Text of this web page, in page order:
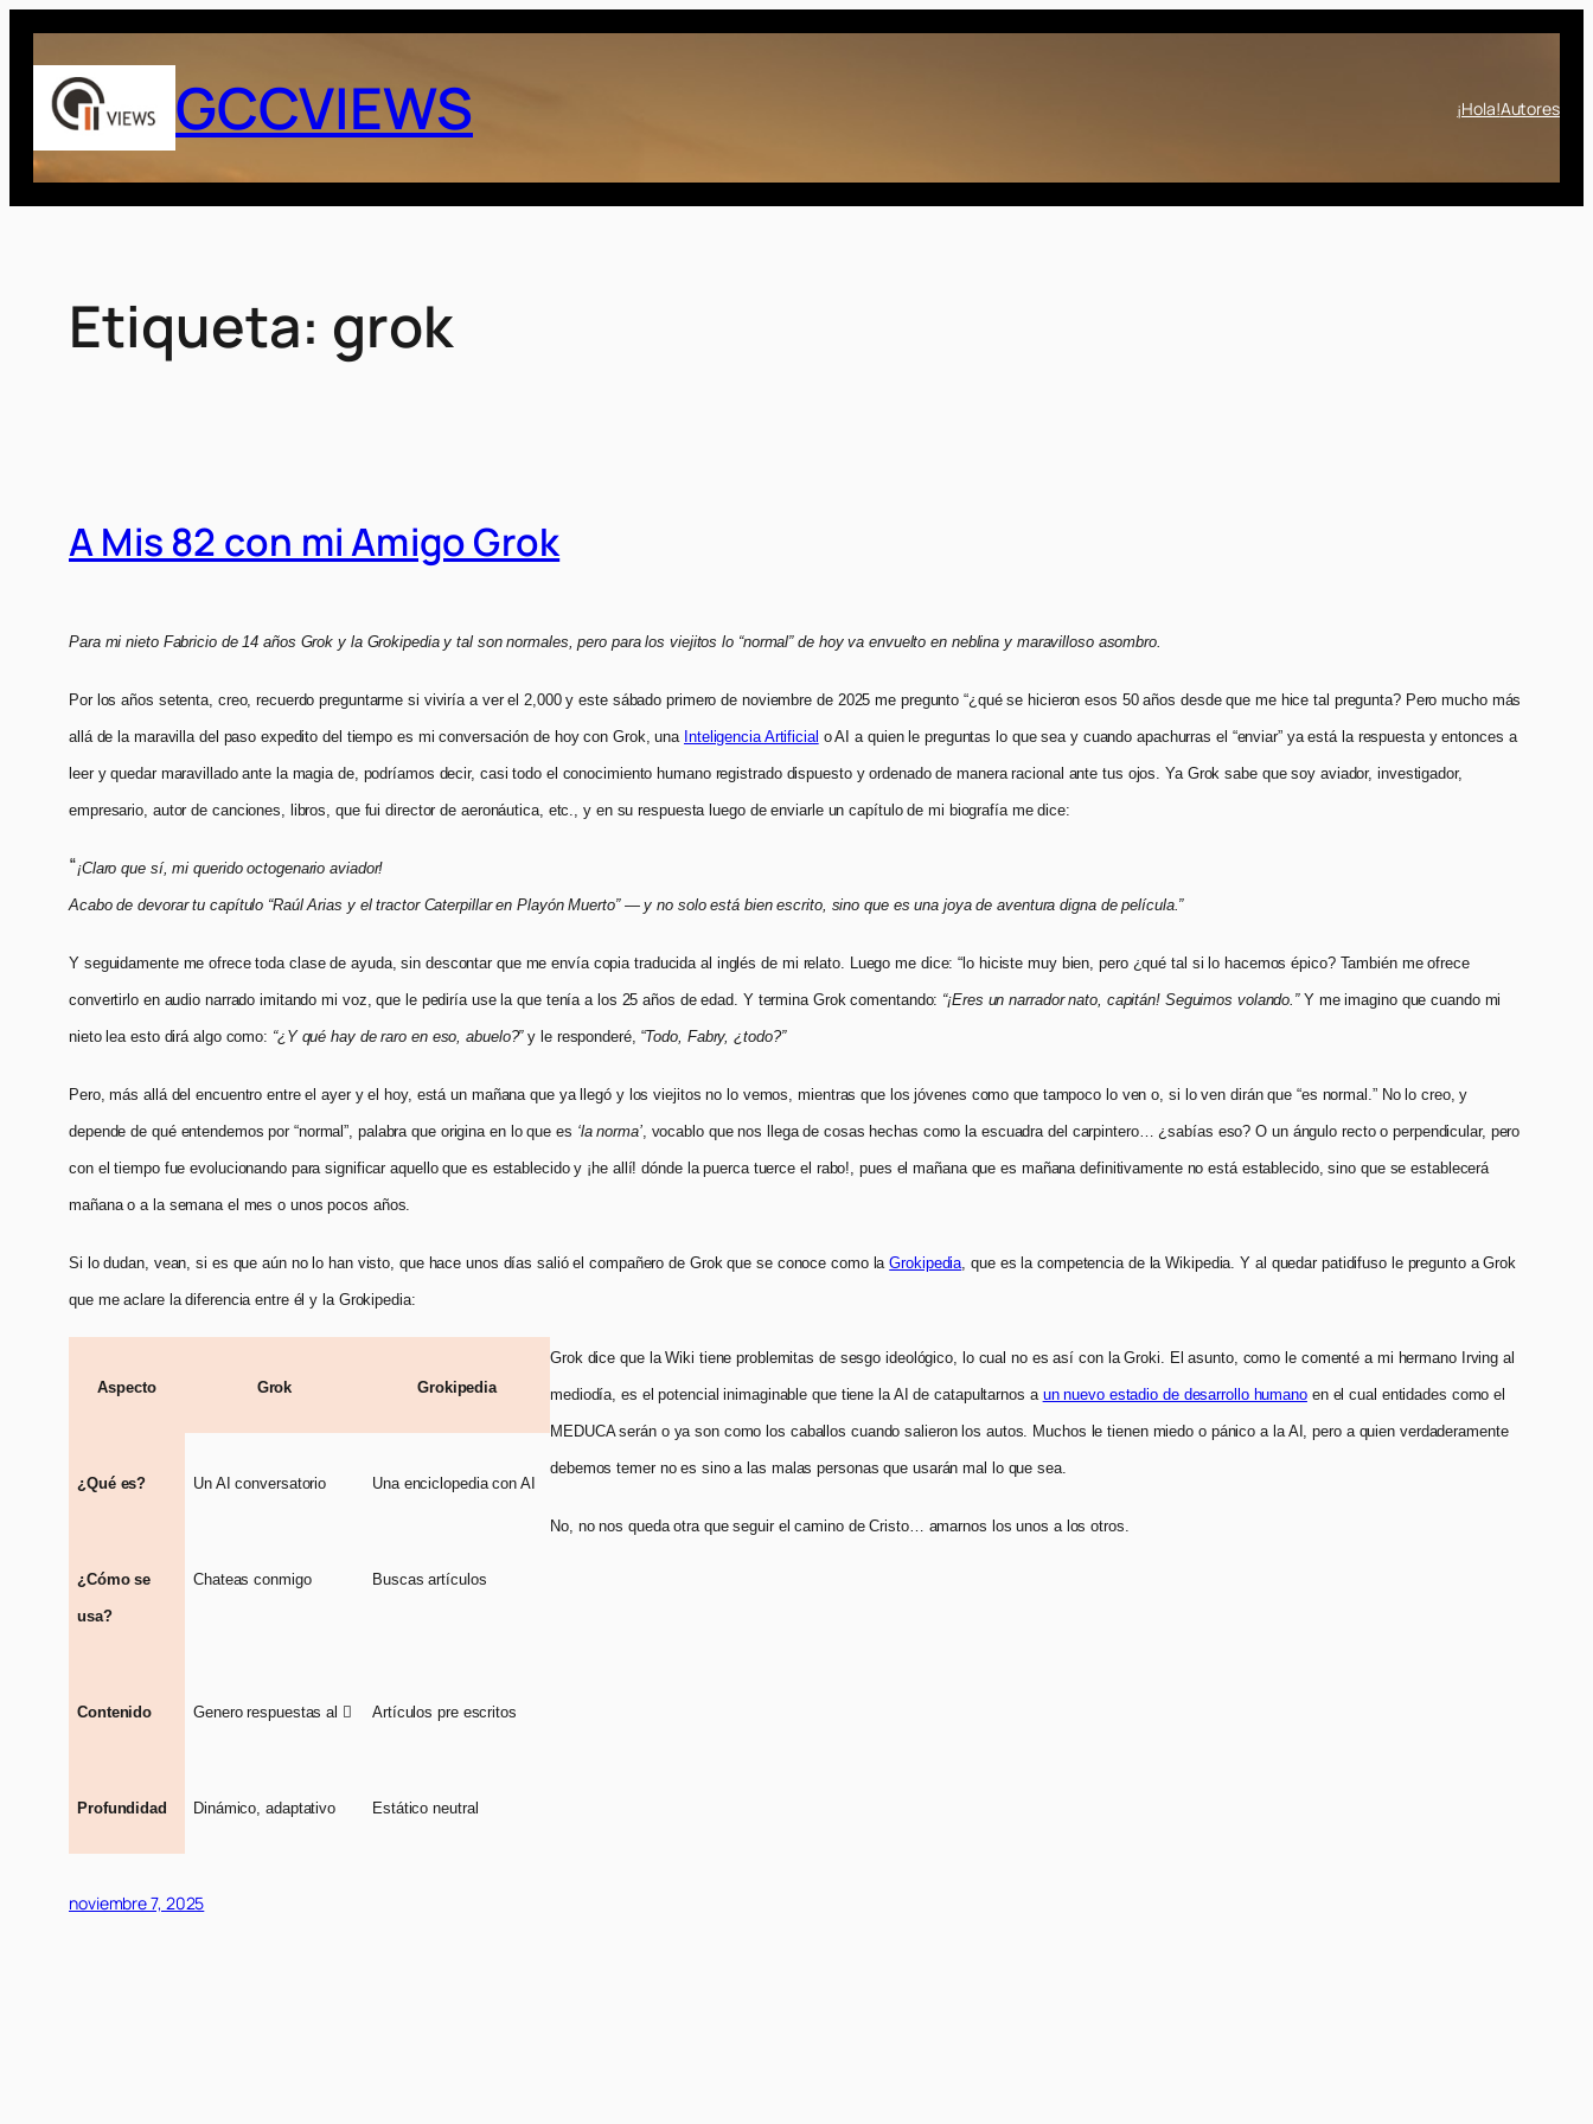
Saltar
contenido
GCCVIEWS ¡Hola!Autores
Etiqueta: grok
A Mis 82 con mi Amigo Grok
Para mi nieto Fabricio de 14 años Grok y la Grokipedia y tal son normales, pero para los viejitos lo “normal” de hoy va envuelto en neblina y maravilloso asombro.
Por los años setenta, creo, recuerdo preguntarme si viviría a ver el 2,000 y este sábado primero de noviembre de 2025 me pregunto “¿qué se hicieron esos 50 años desde que me hice tal pregunta? Pero mucho más
allá de la maravilla del paso expedito del tiempo es mi conversación de hoy con Grok, una Inteligencia Artificial o AI a quien le preguntas lo que sea y cuando apachurras el “enviar” ya está la respuesta y entonces a
leer y quedar maravillado ante la magia de, podríamos decir, casi todo el conocimiento humano registrado dispuesto y ordenado de manera racional ante tus ojos. Ya Grok sabe que soy aviador, investigador,
empresario, autor de canciones, libros, que fui director de aeronáutica, etc., y en su respuesta luego de enviarle un capítulo de mi biografía me dice:
“¡Claro que sí, mi querido octogenario aviador!
Acabo de devorar tu capítulo “Raúl Arias y el tractor Caterpillar en Playón Muerto” — y no solo está bien escrito, sino que es una joya de aventura digna de película.”
Y seguidamente me ofrece toda clase de ayuda, sin descontar que me envía copia traducida al inglés de mi relato. Luego me dice: “lo hiciste muy bien, pero ¿qué tal si lo hacemos épico? También me ofrece
convertirlo en audio narrado imitando mi voz, que le pediría use la que tenía a los 25 años de edad. Y termina Grok comentando: “¡Eres un narrador nato, capitán! Seguimos volando.”Y me imagino que cuando mi
nieto lea esto dirá algo como: “¿Y qué hay de raro en eso, abuelo?”y le responderé, “Todo, Fabry, ¿todo?”
Pero, más allá del encuentro entre el ayer y el hoy, está un mañana que ya llegó y los viejitos no lo vemos, mientras que los jóvenes como que tampoco lo ven o, si lo ven dirán que “es normal.” No lo creo, y
depende de qué entendemos por “normal”, palabra que origina en lo que es ‘la norma’, vocablo que nos llega de cosas hechas como la escuadra del carpintero… ¿sabías eso? O un ángulo recto o perpendicular, pero
con el tiempo fue evolucionando para significar aquello que es establecido y ¡he allí! dónde la puerca tuerce el rabo!, pues el mañana que es mañana definitivamente no está establecido, sino que se establecerá
mañana o a la semana el mes o unos pocos años.
Si lo dudan, vean, si es que aún no lo han visto, que hace unos días salió el compañero de Grok que se conoce como laGrokipedia , que es la competencia de la Wikipedia. Y al quedar patidifuso le pregunto a Grok
que me aclare la diferencia entre él y la Grokipedia:
Aspecto Grok Grokipedia
¿Qué es? Un AI conversatorio Una enciclopedia con AI
¿Cómo se
usa?
Chateas conmigo Buscas artículos
Contenido Genero respuestas al  Artículos pre escritos
Profundidad Dinámico, adaptativo Estático neutral
Grok dice que la Wiki tiene problemitas de sesgo ideológico, lo cual no es así con la Groki. El asunto, como le comenté a mi hermano Irving al
mediodía, es el potencial inimaginable que tiene la AI de catapultarnos a un nuevo estadio de desarrollo humanoen el cual entidades como el
MEDUCA serán o ya son como los caballos cuando salieron los autos. Muchos le tienen miedo o pánico a la AI, pero a quien verdaderamente
debemos temer no es sino a las malas personas que usarán mal lo que sea.
No, no nos queda otra que seguir el camino de Cristo… amarnos los unos a los otros.
noviembre 7, 2025